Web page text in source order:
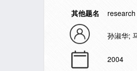
其他题名
孙淑华;
2004